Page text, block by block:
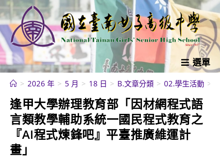
跳
轉
至
主
要
內
選單
> 2026 年 > 5 月 > 18 日 > B.文章分類 > 02.學生活動 >
逢甲大學辦理教育部「因材網程式語
言類教學輔助系統一國民程式教育之
『AI程式煉鋒吧』平臺推廣維運計
畫」